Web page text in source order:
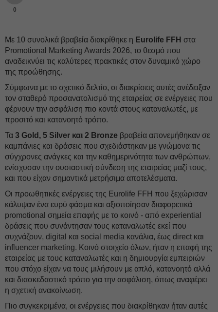
0
Με 10 συνολικά βραβεία διακρίθηκε η Eurolife FFH στα
Promotional Marketing Awards 2026, το θεσμό που
αναδεικνύει τις καλύτερες πρακτικές στον δυναμικό χώρο
της προώθησης.
Σύμφωνα με το σχετικό δελτίο, οι διακρίσεις αυτές ανέδειξαν
τον σταθερό προσανατολισμό της εταιρείας σε ενέργειες που
φέρνουν την ασφάλιση πιο κοντά στους καταναλωτές, με
προσιτό και κατανοητό τρόπο.
Τα 3 Gold, 5 Silver και 2 Bronze βραβεία απονεμήθηκαν σε
καμπάνιες και δράσεις που σχεδιάστηκαν με γνώμονα τις
σύγχρονες ανάγκες και την καθημερινότητα των ανθρώπων,
ενίσχυσαν την ουσιαστική σύνδεση της εταιρείας μαζί τους,
και που είχαν σημαντικά μετρήσιμα αποτελέσματα.
Οι προωθητικές ενέργειες της Eurolife FFH που ξεχώρισαν
κάλυψαν ένα ευρύ φάσμα και αξιοποίησαν διαφορετικά
promotional σημεία επαφής με το κοινό - από experiential
δράσεις που συνάντησαν τους καταναλωτές εκεί που
συχνάζουν, digital και social media κανάλια, έως direct και
influencer marketing. Κοινό στοιχείο όλων, ήταν η επαφή της
εταιρείας με τους καταναλωτές και η δημιουργία εμπειριών
που στόχο είχαν να τους μιλήσουν με απλό, κατανοητό αλλά
και διασκεδαστικό τρόπο για την ασφάλιση, όπως αναφέρει
η σχετική ανακοίνωση.
Πιο συγκεκριμένα, οι ενέργειες που διακρίθηκαν ήταν αυτές